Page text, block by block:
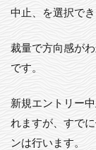
中止、を選択でき
裁量で方向感が
です。
新規エントリー
れますが、すで
ンは行います。